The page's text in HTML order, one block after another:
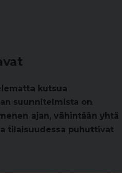
kutsua
suunnitelmista on
ajan, vähintään yhtä
tilaisuudessa puhuttivat